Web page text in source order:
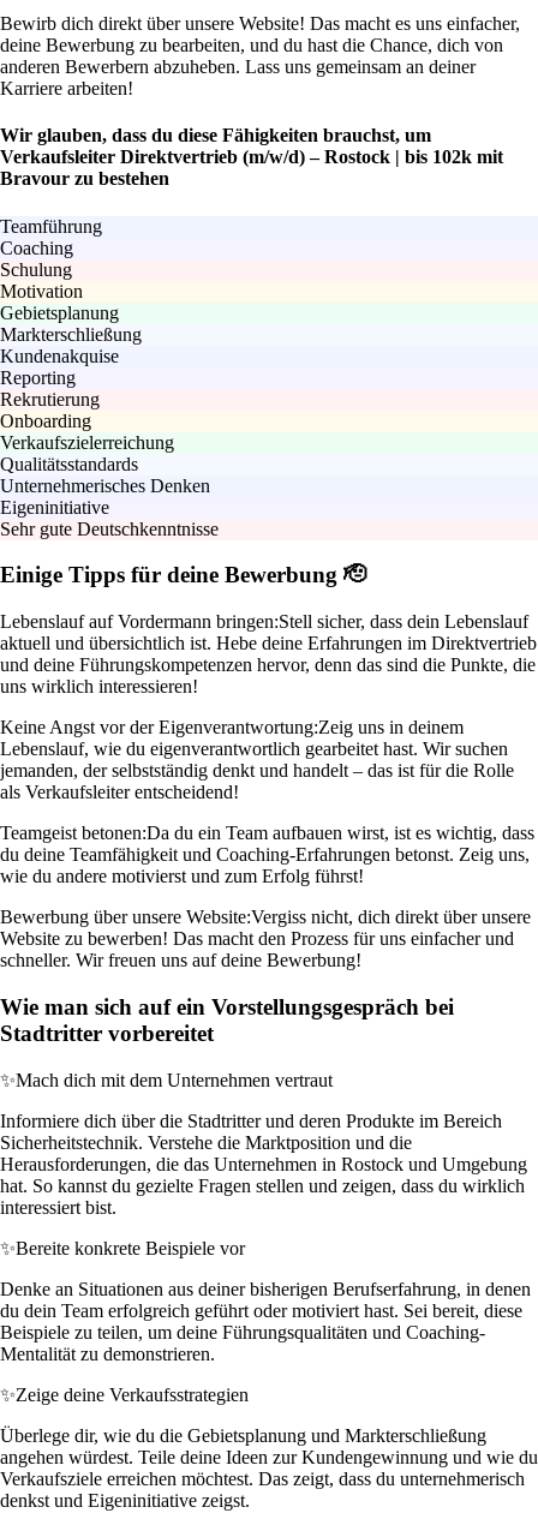
Bewirb dich direkt über unsere Website! Das macht es uns einfacher,
deine Bewerbung zu bearbeiten, und du hast die Chance, dich von
anderen Bewerbern abzuheben. Lass uns gemeinsam an deiner
Karriere arbeiten!
Wir glauben, dass du diese Fähigkeiten brauchst, um
Verkaufsleiter Direktvertrieb (m/w/d) – Rostock | bis 102k mit
Bravour zu bestehen
Teamführung
Coaching
Schulung
Motivation
Gebietsplanung
Markterschließung
Kundenakquise
Reporting
Rekrutierung
Onboarding
Verkaufszielerreichung
Qualitätsstandards
Unternehmerisches Denken
Eigeninitiative
Sehr gute Deutschkenntnisse
Einige Tipps für deine Bewerbung 🫡
Lebenslauf auf Vordermann bringen:Stell sicher, dass dein Lebenslauf
aktuell und übersichtlich ist. Hebe deine Erfahrungen im Direktvertrieb
und deine Führungskompetenzen hervor, denn das sind die Punkte, die
uns wirklich interessieren!
Keine Angst vor der Eigenverantwortung:Zeig uns in deinem
Lebenslauf, wie du eigenverantwortlich gearbeitet hast. Wir suchen
jemanden, der selbstständig denkt und handelt – das ist für die Rolle
als Verkaufsleiter entscheidend!
Teamgeist betonen:Da du ein Team aufbauen wirst, ist es wichtig, dass
du deine Teamfähigkeit und Coaching-Erfahrungen betonst. Zeig uns,
wie du andere motivierst und zum Erfolg führst!
Bewerbung über unsere Website:Vergiss nicht, dich direkt über unsere
Website zu bewerben! Das macht den Prozess für uns einfacher und
schneller. Wir freuen uns auf deine Bewerbung!
Wie man sich auf ein Vorstellungsgespräch bei
Stadtritter vorbereitet
✨Mach dich mit dem Unternehmen vertraut
Informiere dich über die Stadtritter und deren Produkte im Bereich
Sicherheitstechnik. Verstehe die Marktposition und die
Herausforderungen, die das Unternehmen in Rostock und Umgebung
hat. So kannst du gezielte Fragen stellen und zeigen, dass du wirklich
interessiert bist.
✨Bereite konkrete Beispiele vor
Denke an Situationen aus deiner bisherigen Berufserfahrung, in denen
du dein Team erfolgreich geführt oder motiviert hast. Sei bereit, diese
Beispiele zu teilen, um deine Führungsqualitäten und Coaching-
Mentalität zu demonstrieren.
✨Zeige deine Verkaufsstrategien
Überlege dir, wie du die Gebietsplanung und Markterschließung
angehen würdest. Teile deine Ideen zur Kundengewinnung und wie du
Verkaufsziele erreichen möchtest. Das zeigt, dass du unternehmerisch
denkst und Eigeninitiative zeigst.